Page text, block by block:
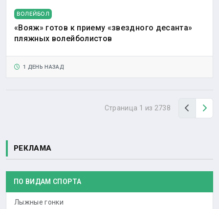
ВОЛЕЙБОЛ
«Вояж» готов к приему «звездного десанта»
пляжных волейболистов
1 ДЕНЬ НАЗАД
Страница 1 из 2738 Назад
РЕКЛАМА
ПО ВИДАМ СПОРТА
Лыжные гонки